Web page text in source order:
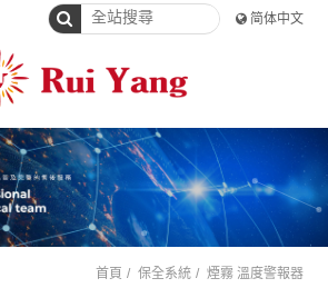
简体中文
首頁 保全系統 煙霧 溫度警報器